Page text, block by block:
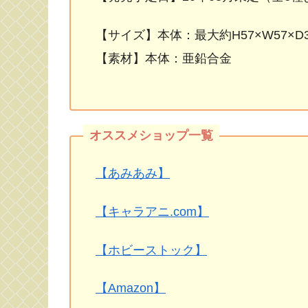
【サイズ】本体：最大約
【素材】本体：亜鉛合金
【あみあみ】
【キャラアニ.com】
【ホビーストック】
【Amazon】